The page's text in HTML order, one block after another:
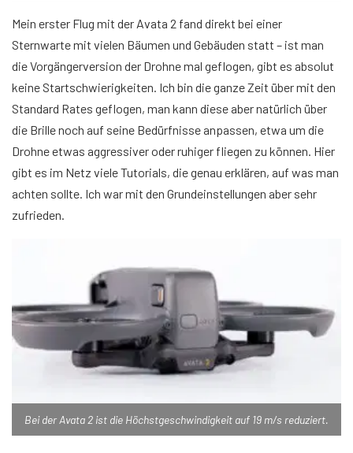
Mein erster Flug mit der Avata 2 fand direkt bei einer
Sternwarte mit vielen Bäumen und Gebäuden statt – ist man
die Vorgängerversion der Drohne mal geflogen, gibt es absolut
keine Startschwierigkeiten. Ich bin die ganze Zeit über mit den
Standard Rates geflogen, man kann diese aber natürlich über
die Brille noch auf seine Bedürfnisse anpassen, etwa um die
Drohne etwas aggressiver oder ruhiger fliegen zu können. Hier
gibt es im Netz viele Tutorials, die genau erklären, auf was man
achten sollte. Ich war mit den Grundeinstellungen aber sehr
zufrieden.
Bei der Avata 2 ist die Höchstgeschwindigkeit auf 19 m/s reduziert.